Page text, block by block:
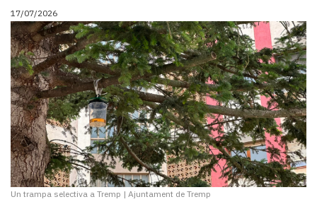
17/07/2026
Un trampa selectiva a Tremp | Ajuntament de Tremp